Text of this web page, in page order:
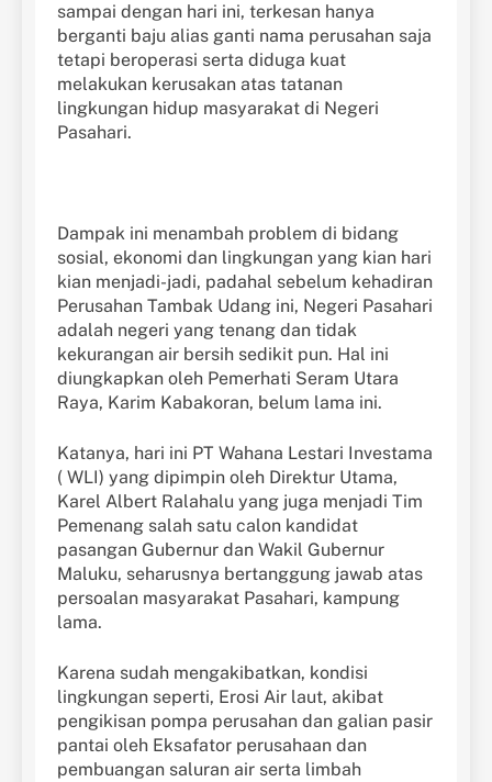
sampai dengan hari ini, terkesan hanya
berganti baju alias ganti nama perusahan saja
tetapi beroperasi serta diduga kuat
melakukan kerusakan atas tatanan
lingkungan hidup masyarakat di Negeri
Pasahari.
Dampak ini menambah problem di bidang
sosial, ekonomi dan lingkungan yang kian hari
kian menjadi-jadi, padahal sebelum kehadiran
Perusahan Tambak Udang ini, Negeri Pasahari
adalah negeri yang tenang dan tidak
kekurangan air bersih sedikit pun. Hal ini
diungkapkan oleh Pemerhati Seram Utara
Raya, Karim Kabakoran, belum lama ini.
Katanya, hari ini PT Wahana Lestari Investama
( WLI) yang dipimpin oleh Direktur Utama,
Karel Albert Ralahalu yang juga menjadi Tim
Pemenang salah satu calon kandidat
pasangan Gubernur dan Wakil Gubernur
Maluku, seharusnya bertanggung jawab atas
persoalan masyarakat Pasahari, kampung
lama.
Karena sudah mengakibatkan, kondisi
lingkungan seperti, Erosi Air laut, akibat
pengikisan pompa perusahan dan galian pasir
pantai oleh Eksafator perusahaan dan
pembuangan saluran air serta limbah